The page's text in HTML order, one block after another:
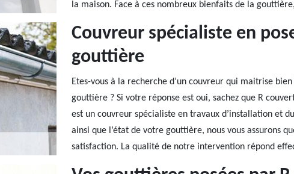
la maison. Face à ces nombreux bienfaits de la
Couvreur spécialiste en
gouttière
Etes-vous à la recherche d’un couvreur qui maitrise
gouttière ? Si votre réponse est oui, sachez que R
est un couvreur spécialiste en travaux d’installation et
ainsi que l’état de votre gouttière, nous vous assurons
satisfaction. La qualité de notre intervention répond